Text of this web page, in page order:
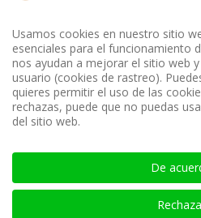
BIBLIOTECA AUDITOOL -
Usamos cookies en nuestro sitio
esenciales para el funcionamiento
nos ayudan a mejorar el sitio web
usuario (cookies de rastreo).
quieres permitir el uso de las
rechazas, puede que no puedas
del sitio web.
De